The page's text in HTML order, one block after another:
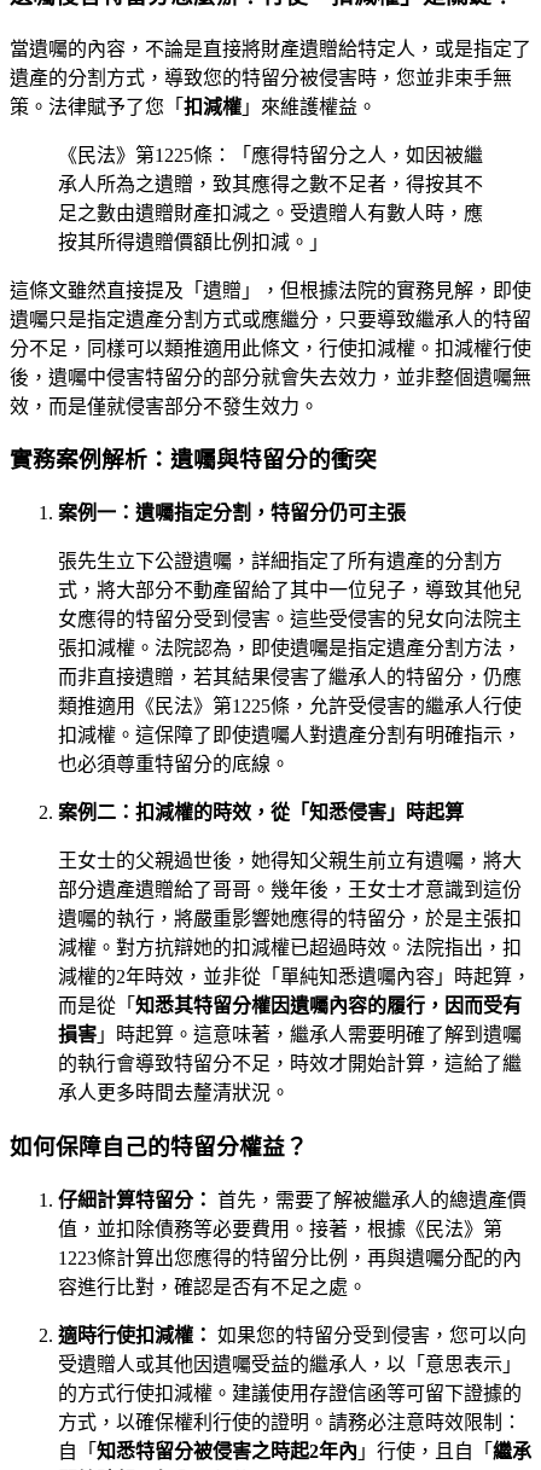
當遺囑的內容，不論是直接將財產遺贈給特定人，或是指定了
遺產的分割方式，導致您的特留分被侵害時，您並非束手無
策。法律賦予了您「 扣減權 」來維護權益。
《民法》第1225條：「應得特留分之人，如因被繼
承人所為之遺贈，致其應得之數不足者，得按其不
足之數由遺贈財產扣減之。受遺贈人有數人時，應
按其所得遺贈價額比例扣減。」
這條文雖然直接提及「遺贈」，但根據法院的實務見解，即使
遺囑只是指定遺產分割方式或應繼分，只要導致繼承人的特留
分不足，同樣可以類推適用此條文，行使扣減權。扣減權行使
後，遺囑中侵害特留分的部分就會失去效力，並非整個遺囑無
效，而是僅就侵害部分不發生效力。
實務案例解析：遺囑與特留分的衝突
案例一：遺囑指定分割，特留分仍可主張
張先生立下公證遺囑，詳細指定了所有遺產的分割方
式，將大部分不動產留給了其中一位兒子，導致其他兒
女應得的特留分受到侵害。這些受侵害的兒女向法院主
張扣減權。法院認為，即使遺囑是指定遺產分割方法，
而非直接遺贈，若其結果侵害了繼承人的特留分，仍應
類推適用《民法》第1225條，允許受侵害的繼承人行使
扣減權。這保障了即使遺囑人對遺產分割有明確指示，
也必須尊重特留分的底線。
案例二：扣減權的時效，從「知悉侵害」時起算
王女士的父親過世後，她得知父親生前立有遺囑，將大
部分遺產遺贈給了哥哥。幾年後，王女士才意識到這份
遺囑的執行，將嚴重影響她應得的特留分，於是主張扣
減權。對方抗辯她的扣減權已超過時效。法院指出，扣
減權的2年時效，並非從「單純知悉遺囑內容」時起算，
而是從「 知悉其特留分權因遺囑內容的履行，因而受有
損害 」時起算。這意味著，繼承人需要明確了解到遺囑
的執行會導致特留分不足，時效才開始計算，這給了繼
承人更多時間去釐清狀況。
如何保障自己的特留分權益？
仔細計算特留分： 首先，需要了解被繼承人的總遺產價
值，並扣除債務等必要費用。接著，根據《民法》第
1223條計算出您應得的特留分比例，再與遺囑分配的內
容進行比對，確認是否有不足之處。
適時行使扣減權： 如果您的特留分受到侵害，您可以向
受遺贈人或其他因遺囑受益的繼承人，以「意思表示」
的方式行使扣減權。建議使用存證信函等可留下證據的
方式，以確保權利行使的證明。請務必注意時效限制：
自「 知悉特留分被侵害之時起2年內 」行使，且自「 繼承